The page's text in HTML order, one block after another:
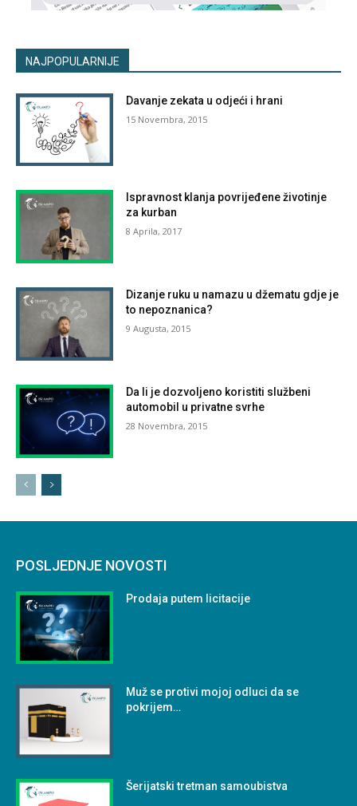
NAJPOPULARNIJE
Davanje zekata u odjeći i hrani
15 Novembra, 2015
Ispravnost klanja povrijeđene životinje
za kurban
8 Aprila, 2017
Dizanje ruku u namazu u džematu gdje je
to nepoznanica?
9 Augusta, 2015
Da li je dozvoljeno koristiti službeni
automobil u privatne svrhe
28 Novembra, 2015
POSLJEDNJE NOVOSTI
Prodaja putem licitacije
Muž se protivi mojoj odluci da se
pokrijem…
Šerijatski tretman samoubistva